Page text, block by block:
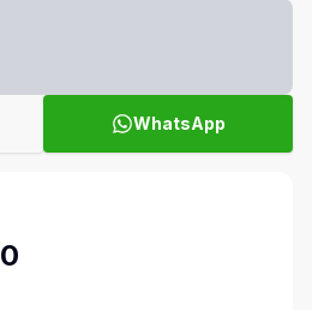
WhatsApp